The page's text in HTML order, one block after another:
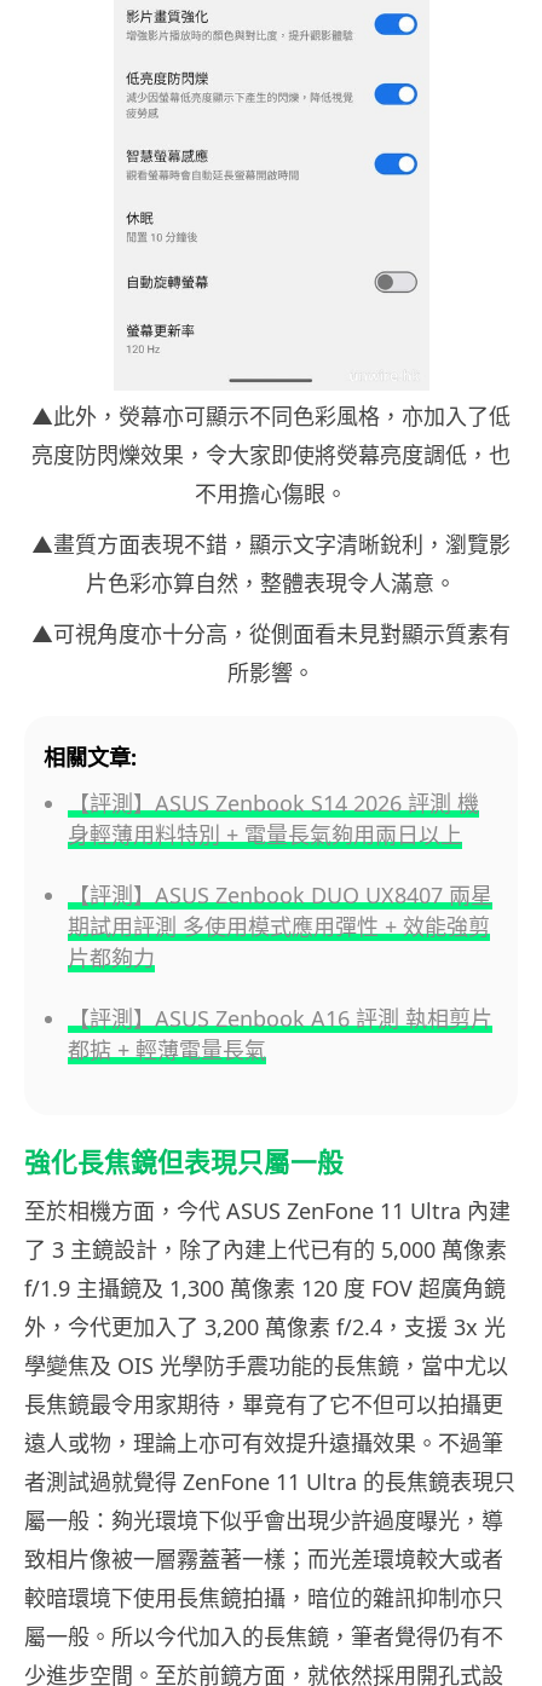
▲此外，熒幕亦可顯示不同色彩風格，亦加入了低
亮度防閃爍效果，令大家即使將熒幕亮度調低，也
不用擔心傷眼。
▲畫質方面表現不錯，顯示文字清晰銳利，瀏覽影
片色彩亦算自然，整體表現令人滿意。
▲可視角度亦十分高，從側面看未見對顯示質素有
所影響。
相關文章:
【評測】ASUS Zenbook S14 2026 評測 機
身輕薄用料特別 + 電量長氣夠用兩日以上
【評測】ASUS Zenbook DUO UX8407 兩星
期試用評測 多使用模式應用彈性 + 效能強剪
片都夠力
【評測】ASUS Zenbook A16 評測 執相剪片
都掂 + 輕薄電量長氣
強化長焦鏡但表現只屬一般
至於相機方面，今代 ASUS ZenFone 11 Ultra 內建
了 3 主鏡設計，除了內建上代已有的 5,000 萬像素
f/1.9 主攝鏡及 1,300 萬像素 120 度 FOV 超廣角鏡
外，今代更加入了 3,200 萬像素 f/2.4，支援 3x 光
學變焦及 OIS 光學防手震功能的長焦鏡，當中尤以
長焦鏡最令用家期待，畢竟有了它不但可以拍攝更
遠人或物，理論上亦可有效提升遠攝效果。不過筆
者測試過就覺得 ZenFone 11 Ultra 的長焦鏡表現只
屬一般：夠光環境下似乎會出現少許過度曝光，導
致相片像被一層霧蓋著一樣；而光差環境較大或者
較暗環境下使用長焦鏡拍攝，暗位的雜訊抑制亦只
屬一般。所以今代加入的長焦鏡，筆者覺得仍有不
少進步空間。至於前鏡方面，就依然採用開孔式設